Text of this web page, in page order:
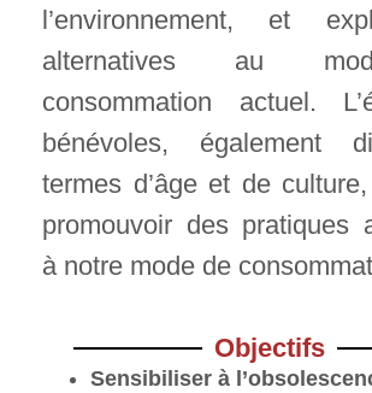
l’environnement, et
alternatives au
consommation actuel.
bénévoles, également
termes d’âge et de
promouvoir des pratiques
à notre mode de
Objectifs
Sensibiliser à